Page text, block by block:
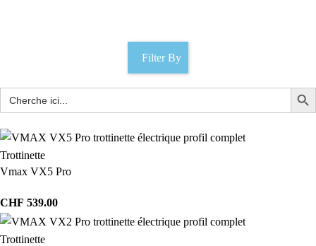
Filter By
Trottinette
Vmax VX5 Pro
CHF 539.00
Trottinette